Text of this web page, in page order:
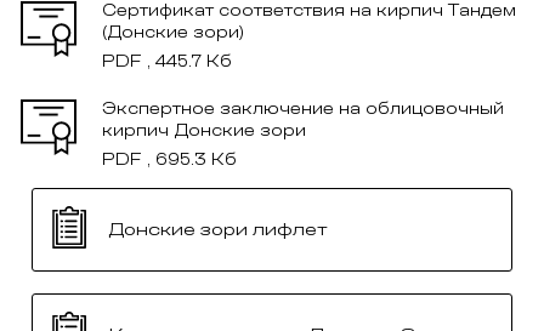
Сертификат соответствия на кирпич Тандем
(Донские зори)
PDF , 445.7 Кб
Экспертное заключение на облицовочный
кирпич Донские зори
PDF , 695.3 Кб
Донские зори лифлет